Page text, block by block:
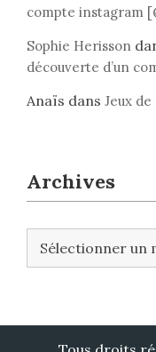
compte instagram
Sophie Herisson
découverte d’un
Anaïs dans Jeux
Archives
i